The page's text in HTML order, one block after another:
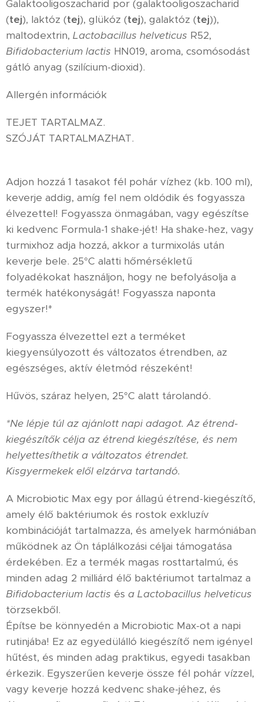
Galaktooligoszacharid por (galaktooligoszacharid
(tej), laktóz (tej), glükóz (tej), galaktóz (tej)),
maltodextrin, Lactobacillus helveticus R52,
Bifidobacterium lactis HN019, aroma, csomósodást
gátló anyag (szilícium-dioxid).
Allergén információk
TEJET TARTALMAZ.
SZÓJÁT TARTALMAZHAT.
Adjon hozzá 1 tasakot fél pohár vízhez (kb. 100 ml),
keverje addig, amíg fel nem oldódik és fogyassza
élvezettel! Fogyassza önmagában, vagy egészítse
ki kedvenc Formula-1 shake-jét! Ha shake-hez, vagy
turmixhoz adja hozzá, akkor a turmixolás után
keverje bele. 25°C alatti hőmérsékletű
folyadékokat használjon, hogy ne befolyásolja a
termék hatékonyságát! Fogyassza naponta
egyszer!*
Fogyassza élvezettel ezt a terméket
kiegyensúlyozott és változatos étrendben, az
egészséges, aktív életmód részeként!
Hűvös, száraz helyen, 25°C alatt tárolandó.
*Ne lépje túl az ajánlott napi adagot. Az étrend-
kiegészítők célja az étrend kiegészítése, és nem
helyettesíthetik a változatos étrendet.
Kisgyermekek elől elzárva tartandó.
A Microbiotic Max egy por állagú étrend-kiegészítő,
amely élő baktériumok és rostok exkluzív
kombinációját tartalmazza, és amelyek harmóniában
működnek az Ön táplálkozási céljai támogatása
érdekében. Ez a termék magas rosttartalmú, és
minden adag 2 milliárd élő baktériumot tartalmaz a
Bifidobacterium lactis és a Lactobacillus helveticus
törzsekből.
Építse be könnyedén a Microbiotic Max-ot a napi
rutinjába! Ez az egyedülálló kiegészítő nem igényel
hűtést, és minden adag praktikus, egyedi tasakban
érkezik. Egyszerűen keverje össze fél pohár vízzel,
vagy keverje hozzá kedvenc shake-jéhez, és